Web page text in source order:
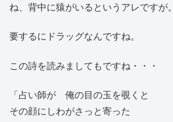
ね、背中に猿がいるというアレですが。
要するにドラッグなんですね。
この詩を読みましてもですね・・・
「占い師が 俺の目の玉を覗くと
その顔にしわがさっと寄った